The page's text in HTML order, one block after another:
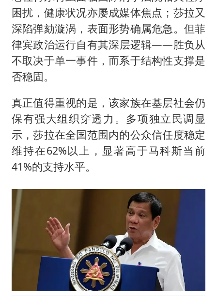
困扰，健康状况亦屡成媒体焦点；莎拉又
深陷弹劾漩涡，表面形势确属危急。但菲
律宾政治运行自有其深层逻辑——胜负从
不取决于单一事件，而系于结构性支撑是
否稳固。
真正值得重视的是，该家族在基层社会仍
保有强大组织穿透力。多项独立民调显
示，莎拉在全国范围内的公众信任度稳定
维持在62%以上，显著高于马科斯当前
41%的支持水平。